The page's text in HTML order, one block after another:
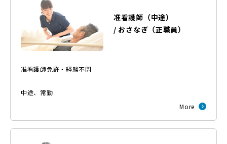
准看護師（中途）
/ おさなぎ （正職員）
准看護師免許・経験不問
中途、 常勤
More